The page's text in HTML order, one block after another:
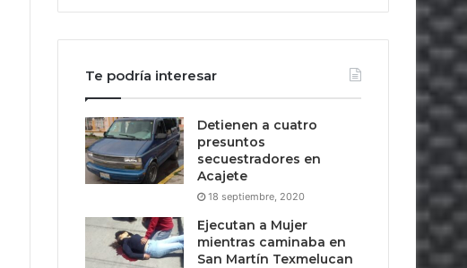
Te podría interesar
Detienen a cuatro
presuntos
secuestradores en
Acajete
18 septiembre, 2020
Ejecutan a Mujer
mientras caminaba en
San Martín Texmelucan